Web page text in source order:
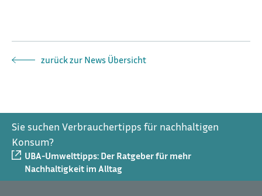
zurück zur News Übersicht
Sie suchen Verbrauchertipps für nachhaltigen
Konsum?
UBA-Umwelttipps: Der Ratgeber für mehr
Nachhaltigkeit im Alltag